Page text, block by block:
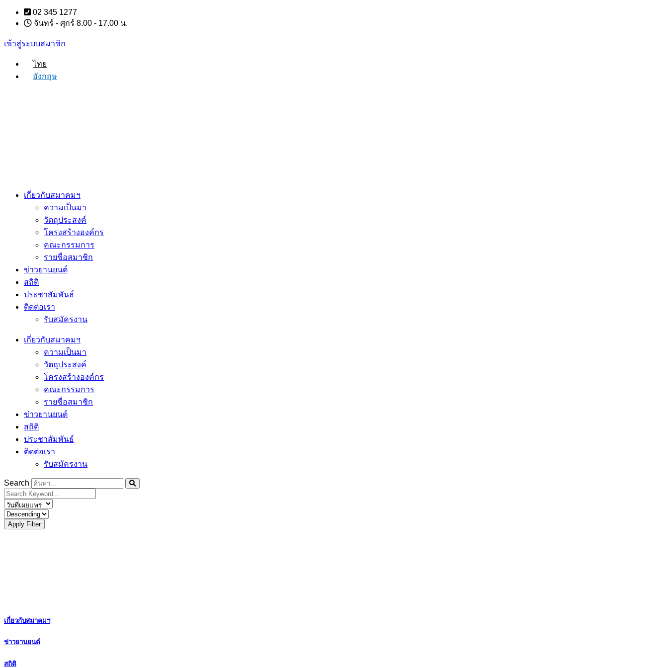
Skip
content
02 345 1277
จันทร์ - ศุกร์ 8.00 - 17.00 น.
เข้าสู่ระบบสมาชิก
ไทย
อังกฤษ
เกี่ยวกับสมาคมฯ
ความเป็นมา
วัตถุประสงค์
โครงสร้างองค์กร
คณะกรรมการ
รายชื่อสมาชิก
ข่าวยานยนต์
สถิติ
ประชาสัมพันธ์
ติดต่อเรา
รับสมัครงาน
เกี่ยวกับสมาคมฯ
ความเป็นมา
วัตถุประสงค์
โครงสร้างองค์กร
คณะกรรมการ
รายชื่อสมาชิก
ข่าวยานยนต์
สถิติ
ประชาสัมพันธ์
ติดต่อเรา
รับสมัครงาน
Search
Apply Filter
เกี่ยวกับสมาคมฯ
ข่าวยานยนต์
สถิติ